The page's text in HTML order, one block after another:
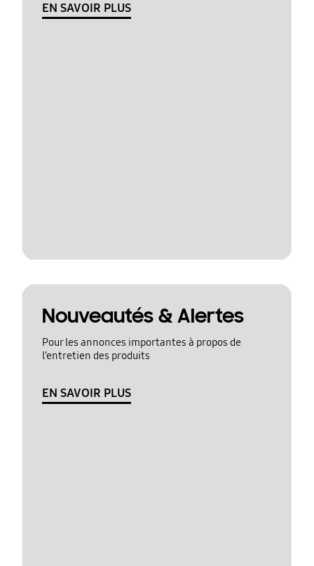
EN SAVOIR PLUS
Nouveautés & Alertes
Pour les annonces importantes à propos de
l’entretien des produits
EN SAVOIR PLUS